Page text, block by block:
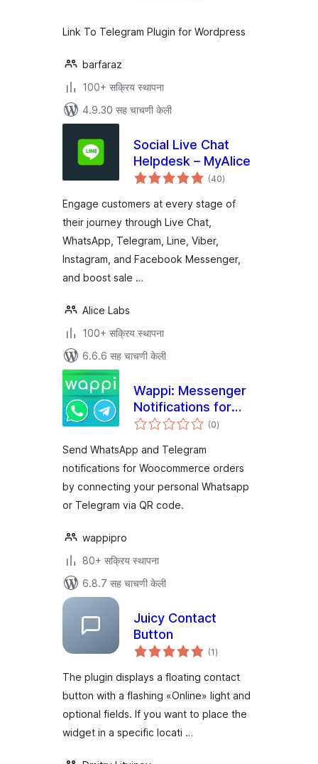
Link To Telegram Plugin for Wordpress
barfaraz
100+ सक्रिय स्थापना
4.9.30 सह चाचणी केली
Social Live Chat
Helpdesk – MyAlice
(40एकूण
मूल्यांकन
)
Engage customers at every stage of
their journey through Live Chat,
WhatsApp, Telegram, Line, Viber,
Instagram, and Facebook Messenger,
and boost sale …
Alice Labs
100+ सक्रिय स्थापना
6.6.6 सह चाचणी केली
Wappi: Messenger
Notifications for
WooCommerce
(0एकूण
मूल्यांकन
)
Send WhatsApp and Telegram
notifications for Woocommerce orders
by connecting your personal Whatsapp
or Telegram via QR code.
wappipro
80+ सक्रिय स्थापना
6.8.7 सह चाचणी केली
Juicy Contact
Button
(1एकूण
मूल्यांकन
)
The plugin displays a floating contact
button with a flashing «Online» light and
optional fields. If you want to place the
widget in a specific locati …